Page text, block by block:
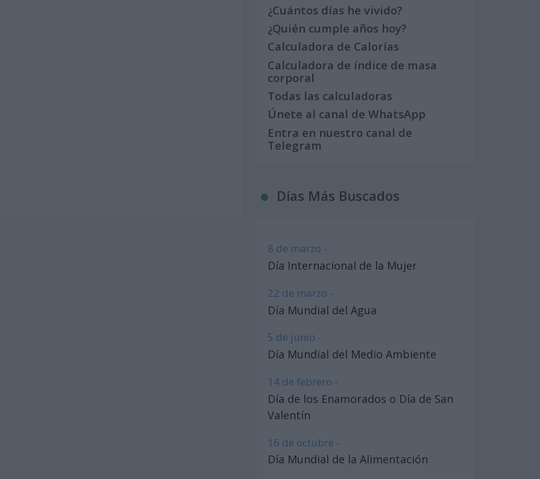
¿Cuántos días he vivido?
¿Quién cumple años hoy?
Calculadora de Calorías
Calculadora de índice de masa
corporal
Todas las calculadoras
Únete al canal de WhatsApp
Entra en nuestro canal de
Telegram
Días Más Buscados
8 de marzo -
Día Internacional de la Mujer
22 de marzo -
Día Mundial del Agua
5 de junio -
Día Mundial del Medio Ambiente
14 de febrero -
Día de los Enamorados o Día de San
Valentín
16 de octubre -
Día Mundial de la Alimentación